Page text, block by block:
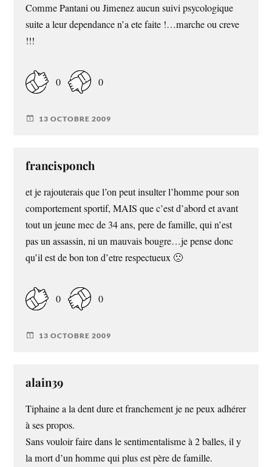
Comme Pantani ou Jimenez aucun suivi psycologique
suite a leur dependance n’a ete faite !…marche ou creve
!!!
0 0
13 OCTOBRE 2009
francisponch
et je rajouterais que l’on peut insulter l’homme pour son
comportement sportif, MAIS que c’est d’abord et avant
tout un jeune mec de 34 ans, pere de famille, qui n’est
pas un assassin, ni un mauvais bougre…je pense donc
qu’il est de bon ton d’etre respectueux 🙁
0 0
13 OCTOBRE 2009
alain39
Tiphaine a la dent dure et franchement je ne peux adhérer
à ses propos.
Sans vouloir faire dans le sentimentalisme à 2 balles, il y
la mort d’un homme qui plus est père de famille.